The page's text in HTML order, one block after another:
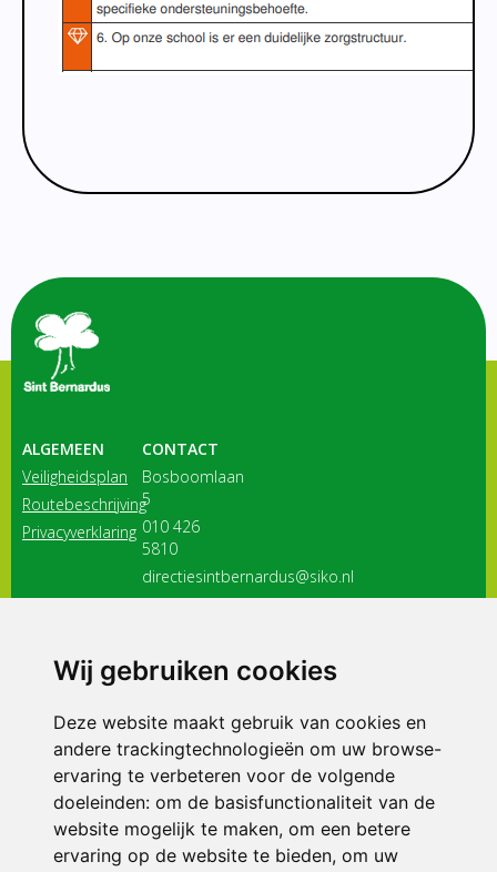
Wij gebruiken cookies
Deze website maakt gebruik van cookies en
andere trackingtechnologieën om uw browse-
ervaring te verbeteren voor de volgende
doeleinden: om de basisfunctionaliteit van de
website mogelijk te maken, om een betere
ervaring op de website te bieden, om uw
ALGEMEEN
Veiligheidsplan
Routebeschrijving
Privacyverklaring
CONTACT
Bosboomlaan
5
010 426
5810
directiesintbernardus@siko.nl
3116 JB
ONDERDEEL VAN